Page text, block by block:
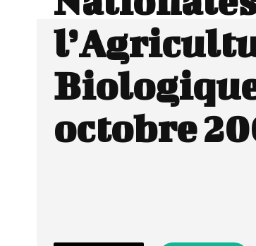
Biologique
octobre